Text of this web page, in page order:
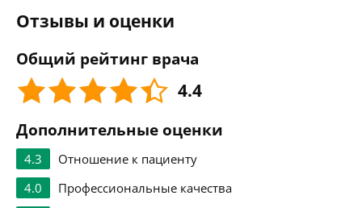
Отзывы и оценки
Общий рейтинг врача
4.4
Дополнительные оценки
4.3
Отношение к пациенту
4.0
Профессиональные качества